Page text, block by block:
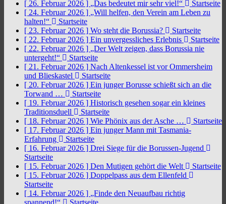
[ 26. Februar 2026 ] „Das bedeutet mir sehr viel!“
Startseite
[ 24. Februar 2026 ] „Will helfen, den Verein am Leben zu
halten!“
Startseite
[ 23. Februar 2026 ] Wo steht die Borussia?
Startseite
[ 22. Februar 2026 ] Ein unvergessliches Erlebnis
Startseite
[ 22. Februar 2026 ] „Der Welt zeigen, dass Borussia nie
untergeht!“
Startseite
[ 21. Februar 2026 ] Nach Altenkessel ist vor Ommersheim
und Blieskastel
Startseite
[ 20. Februar 2026 ] Ein junger Borusse schießt sich an die
Torwand …
Startseite
[ 19. Februar 2026 ] Historisch gesehen sogar ein kleines
Traditionsduell
Startseite
[ 18. Februar 2026 ] Wie Phönix aus der Asche …
Startseite
[ 17. Februar 2026 ] Ein junger Mann mit Tasmania-
Erfahrung
Startseite
[ 16. Februar 2026 ] Drei Siege für die Borussen-Jugend
Startseite
[ 15. Februar 2026 ] Den Mutigen gehört die Welt
Startseite
[ 15. Februar 2026 ] Doppelpass aus dem Ellenfeld
Startseite
[ 14. Februar 2026 ] „Finde den Neuaufbau richtig
spannend!“
Startseite